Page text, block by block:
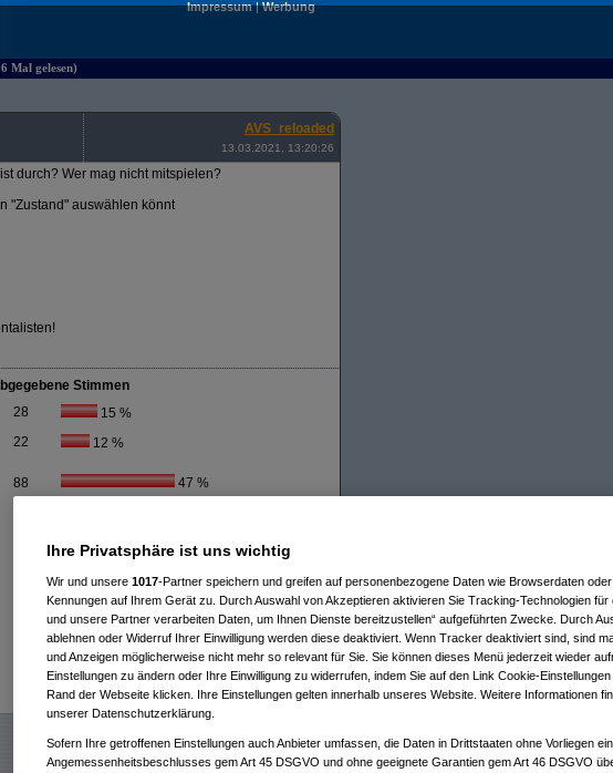
Impressum|Werbung
Mal gelesen)
AVS_reloaded
13.03.2021, 13:20:26
durch? Wer mag nicht mitspielen?
"Zustand" auswählen könnt
Stimmen
28 15 %
22 12 %
88 47 %
12 %
4 %
Ihre Privatsphäre ist uns wichtig
Wir und unsere 1017-Partner speichern und greifen auf personenbezogene Daten wie Browserdaten
Kennungen auf Ihrem Gerät zu. Durch Auswahl von Akzeptieren aktivieren Sie Tracking-Technologien für
und unsere Partner verarbeiten Daten, um Ihnen Dienste bereitzustellen“ aufgeführten Zwecke. Durch
ablehnen oder Widerruf Ihrer Einwilligung werden diese deaktiviert. Wenn Tracker deaktiviert sind, sind
und Anzeigen möglicherweise nicht mehr so relevant für Sie. Sie können dieses Menü jederzeit wieder
Einstellungen zu ändern oder Ihre Einwilligung zu widerrufen, indem Sie auf den Link Cookie-
Rand der Webseite klicken. Ihre Einstellungen gelten innerhalb unseres Website. Weitere Informationen
unserer Datenschutzerklärung.
Sofern Ihre getroffenen Einstellungen auch Anbieter umfassen, die Daten in Drittstaaten ohne Vorliegen
Angemessenheitsbeschlusses gem Art 45 DSGVO und ohne geeignete Garantien gem Art 46 DSGVO